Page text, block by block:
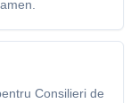
Consilieri de